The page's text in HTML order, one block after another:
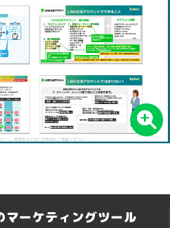
ーケティングツール